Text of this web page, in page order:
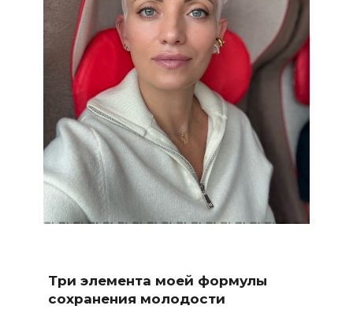
Три элемента моей формулы
сохранения молодости